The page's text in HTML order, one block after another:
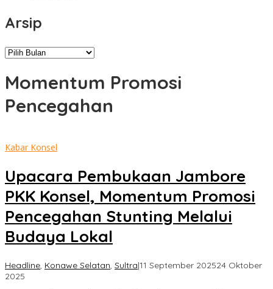
Arsip
Arsip
Momentum Promosi
Pencegahan
Kabar Konsel
Upacara Pembukaan Jambore
PKK Konsel, Momentum Promosi
Pencegahan Stunting Melalui
Budaya Lokal
Headline, Konawe Selatan, Sultra|11 September 202524 Oktober
2025